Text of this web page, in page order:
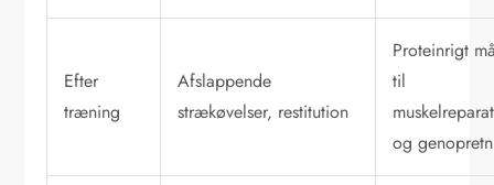
Efter
træning
Afslappende
strækøvelser, restitution
Proteinrigt
til
og